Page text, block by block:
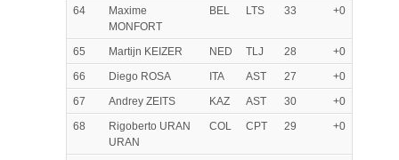
64
Maxime
MONFORT
BEL LTS 33 +0
65 Martijn KEIZER NED TLJ 28
+0
66
Diego ROSA ITA AST 27
+0
67
Andrey ZEITS KAZ AST 30
+0
68
Rigoberto URAN
URAN
COL CPT 29 +0